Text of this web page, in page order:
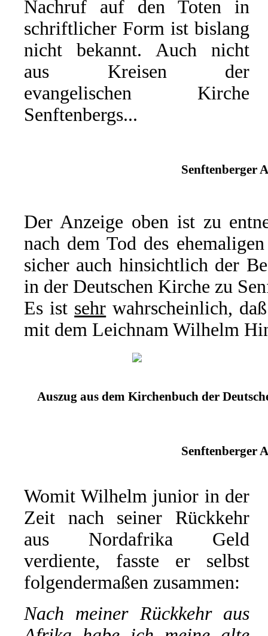
Nachruf auf den Toten in
schriftlicher Form ist bislang
nicht bekannt. Auch nicht
aus Kreisen der
evangelischen Kirche
Senftenbergs...
Senftenberger
Der Anzeige oben ist zu
nach dem Tod des
sicher auch hinsichtlich der
in der Deutschen Kirche zu
Es ist sehr wahrscheinlich,
mit dem Leichnam Wilhelm
Auszug aus dem Kirchenbuch der
Senftenberger
Womit Wilhelm junior in der
Zeit nach seiner Rückkehr
aus Nordafrika Geld
verdiente, fasste er selbst
folgendermaßen zusammen:
Nach meiner Rückkehr aus